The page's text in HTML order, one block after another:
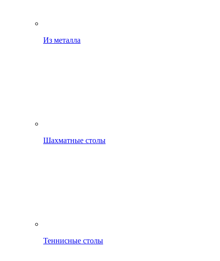
Из металла
Шахматные столы
Теннисные столы